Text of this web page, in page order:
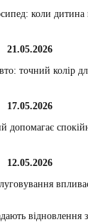
коли дитина
21.05.2026
точний колір
17.05.2026
допомагає
12.05.2026
відновлення